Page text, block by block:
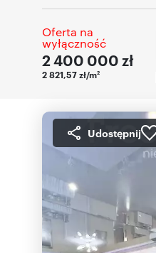
Oferta na
wyłączność
2 400 000 zł
2 821,57 zł/m2
Udostępnij